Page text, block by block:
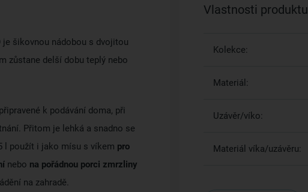
šikovnou nádobou s dvojitou
zůstane delší dobu teplý nebo
k podávání doma, při
Přitom je lehká a snadno se
l použít i jako mísu s víkem pro
nebo na pořádnou porci zmrzliny
na zahradě.
Vlastnosti produktu
Kolekce:
Materiál:
Uzávěr/víko:
Materiál víka/uzávěru: